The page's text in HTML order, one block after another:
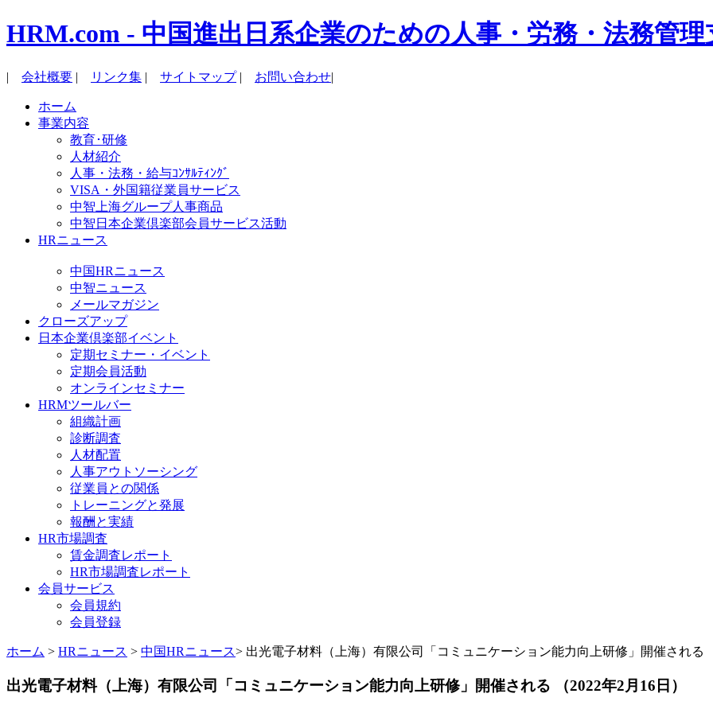
HRM.com - 中国進出日系企業のための人事・労務・法務管理
| 会社概要 | リンク集 | サイトマップ| お問い合わせ|
ホーム
事業内容
教育･研修
人材紹介
人事・法務・給与ｺﾝｻﾙﾃｨﾝｸﾞ
VISA・外国籍従業員サービス
中智上海グループ人事商品
中智日本企業倶楽部会員サービス活動
HRニュース
中国HRニュース
中智ニュース
メールマガジン
クローズアップ
日本企業倶楽部イベント
定期セミナー・イベント
定期会員活動
オンラインセミナー
HRMツールバー
組織計画
診断調査
人材配置
人事アウトソーシング
従業員との関係
トレーニングと発展
報酬と実績
HR市場調査
賃金調査レポート
HR市場調査レポート
会員サービス
会員規約
会員登録
ホーム > HRニュース > 中国HRニュース> 出光電子材料（上海）有限公司「コミュニケーション能力向上研修」開催される
出光電子材料（上海）有限公司「コミュニケーション能力向上研修」開催される （2022年2月16日）